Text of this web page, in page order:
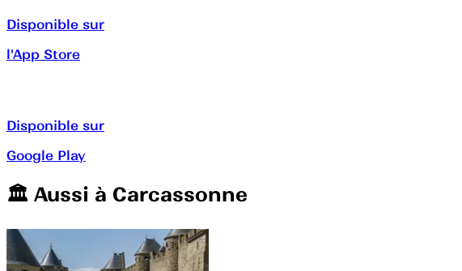
Disponible sur
l'App Store
Disponible sur
Google Play
🏛️️ Aussi à Carcassonne